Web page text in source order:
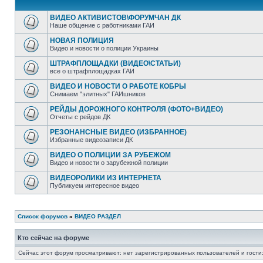
ВИДЕО АКТИВИСТОВ\ФОРУМЧАН ДК
Наше общение с работниками ГАИ
НОВАЯ ПОЛИЦИЯ
Видео и новости о полиции Украины
ШТРАФПЛОЩАДКИ (ВИДЕО\СТАТЬИ)
все о штрафплощадках ГАИ
ВИДЕО И НОВОСТИ О РАБОТЕ КОБРЫ
Снимаем "элитных" ГАИшников
РЕЙДЫ ДОРОЖНОГО КОНТРОЛЯ (ФОТО+ВИДЕО)
Отчеты с рейдов ДК
РЕЗОНАНСНЫЕ ВИДЕО (ИЗБРАННОЕ)
Избранные видеозаписи ДК
ВИДЕО О ПОЛИЦИИ ЗА РУБЕЖОМ
Видео и новости о зарубежной полиции
ВИДЕОРОЛИКИ ИЗ ИНТЕРНЕТА
Публикуем интересное видео
Список форумов » ВИДЕО РАЗДЕЛ
Кто сейчас на форуме
Сейчас этот форум просматривают: нет зарегистрированных пользователей и